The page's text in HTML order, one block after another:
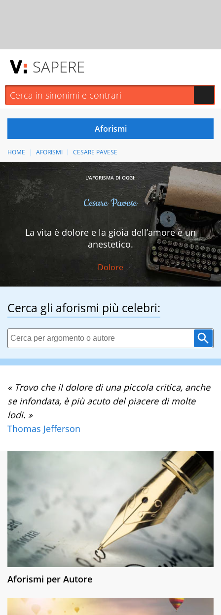
SAPERE
HOME AFORISMI CESARE PAVESE
L'AFORISMA DI OGGI:
Cesare Pavese
La vita è dolore e la gioia dell’amore è un
anestetico.
Dolore
Cerca gli aforismi più celebri:
« Trovo che il dolore di una piccola critica, anche
se infondata, è più acuto del piacere di molte
lodi. »
Thomas Jefferson
Aforismi per Autore